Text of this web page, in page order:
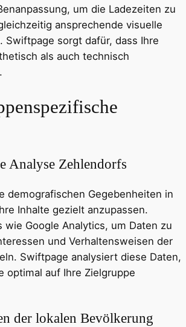
um die Ladezeiten zu
ansprechende visuelle
Swiftpage sorgt dafür, dass Ihre
als auch technisch
Analyse Zehlendorfs
demografischen Gegebenheiten in
Inhalte gezielt anzupassen.
wie Google Analytics, um Daten zu
und Verhaltensweisen der
Swiftpage analysiert diese Daten,
optimal auf Ihre Zielgruppe
der lokalen Bevölkerung